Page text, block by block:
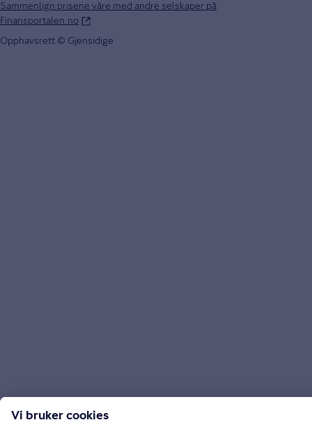
Sammenlign prisene våre med andre selskaper på
Finansportalen.no
Opphavsrett © Gjensidige